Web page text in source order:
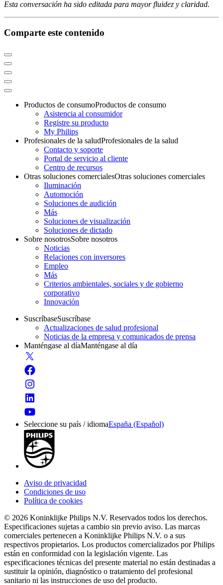
Esta conversación ha sido editada para mayor fluidez y claridad.
Comparte este contenido
Productos de consumoProductos de consumo
Asistencia al consumidor
Registre su producto
My Philips
Profesionales de la saludProfesionales de la salud
Contacto y soporte
Portal de servicio al cliente
Centro de recursos
Otras soluciones comercialesOtras soluciones comerciales
Iluminación
Automoción
Soluciones de audición
Más
Soluciones de visualización
Soluciones de dictado
Sobre nosotrosSobre nosotros
Noticias
Relaciones con inversores
Empleo
Más
Criterios ambientales, sociales y de gobierno
corporativo
Innovación
SuscríbaseSuscríbase
Actualizaciones de salud profesional
Noticias de la empresa y comunicados de prensa
Manténgase al díaManténgase al día
Seleccione su país / idiomaEspaña (Español)
Aviso de privacidad
Condiciones de uso
Política de cookies
© 2026 Koninklijke Philips N.V. Reservados todos los derechos.
Especificaciones sujetas a cambio sin previo aviso. Las marcas
comerciales pertenecen a Koninklijke Philips N.V. o a sus
respectivos propietarios. Los productos comercializados por Philips
están en conformidad con la legislación vigente. Las
especificaciones técnicas del presente material no están destinadas a
sustituir la opinión, diagnóstico o tratamiento del profesional
sanitario ni las instrucciones de uso del producto.